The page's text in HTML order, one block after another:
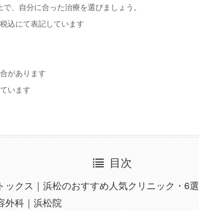
、自分に合った治療を選びましょう。
込にて表記しています
があります
います
目次
ックス｜浜松のおすすめ人気クリニック・6選
外科｜浜松院